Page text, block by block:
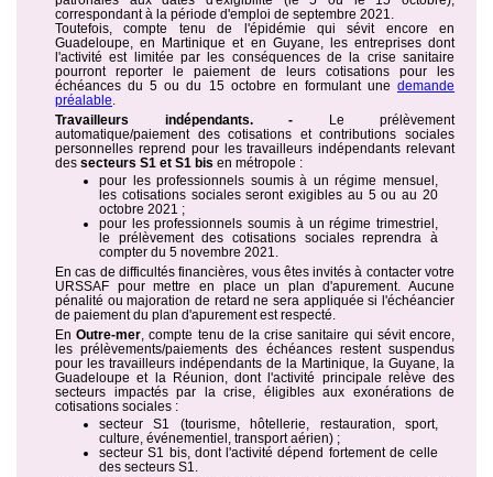
correspondant à la période d'emploi de septembre 2021.
Toutefois, compte tenu de l'épidémie qui sévit encore en
Guadeloupe, en Martinique et en Guyane, les entreprises dont
l'activité est limitée par les conséquences de la crise sanitaire
pourront reporter le paiement de leurs cotisations pour les
échéances du 5 ou du 15 octobre en formulant une demande
préalable.
Travailleurs indépendants. - Le prélèvement
automatique/paiement des cotisations et contributions sociales
personnelles reprend pour les travailleurs indépendants relevant
des secteurs S1 et S1 bis en métropole :
pour les professionnels soumis à un régime mensuel,
les cotisations sociales seront exigibles au 5 ou au 20
octobre 2021 ;
pour les professionnels soumis à un régime trimestriel,
le prélèvement des cotisations sociales reprendra à
compter du 5 novembre 2021.
En cas de difficultés financières, vous êtes invités à contacter votre
URSSAF pour mettre en place un plan d'apurement. Aucune
pénalité ou majoration de retard ne sera appliquée si l'échéancier
de paiement du plan d'apurement est respecté.
EnOutre-mer, compte tenu de la crise sanitaire qui sévit encore,
les prélèvements/paiements des échéances restent suspendus
pour les travailleurs indépendants de la Martinique, la Guyane, la
Guadeloupe et la Réunion, dont l'activité principale relève des
secteurs impactés par la crise, éligibles aux exonérations de
cotisations sociales :
secteur S1 (tourisme, hôtellerie, restauration, sport,
culture, événementiel, transport aérien) ;
secteur S1 bis, dont l'activité dépend fortement de celle
des secteurs S1.